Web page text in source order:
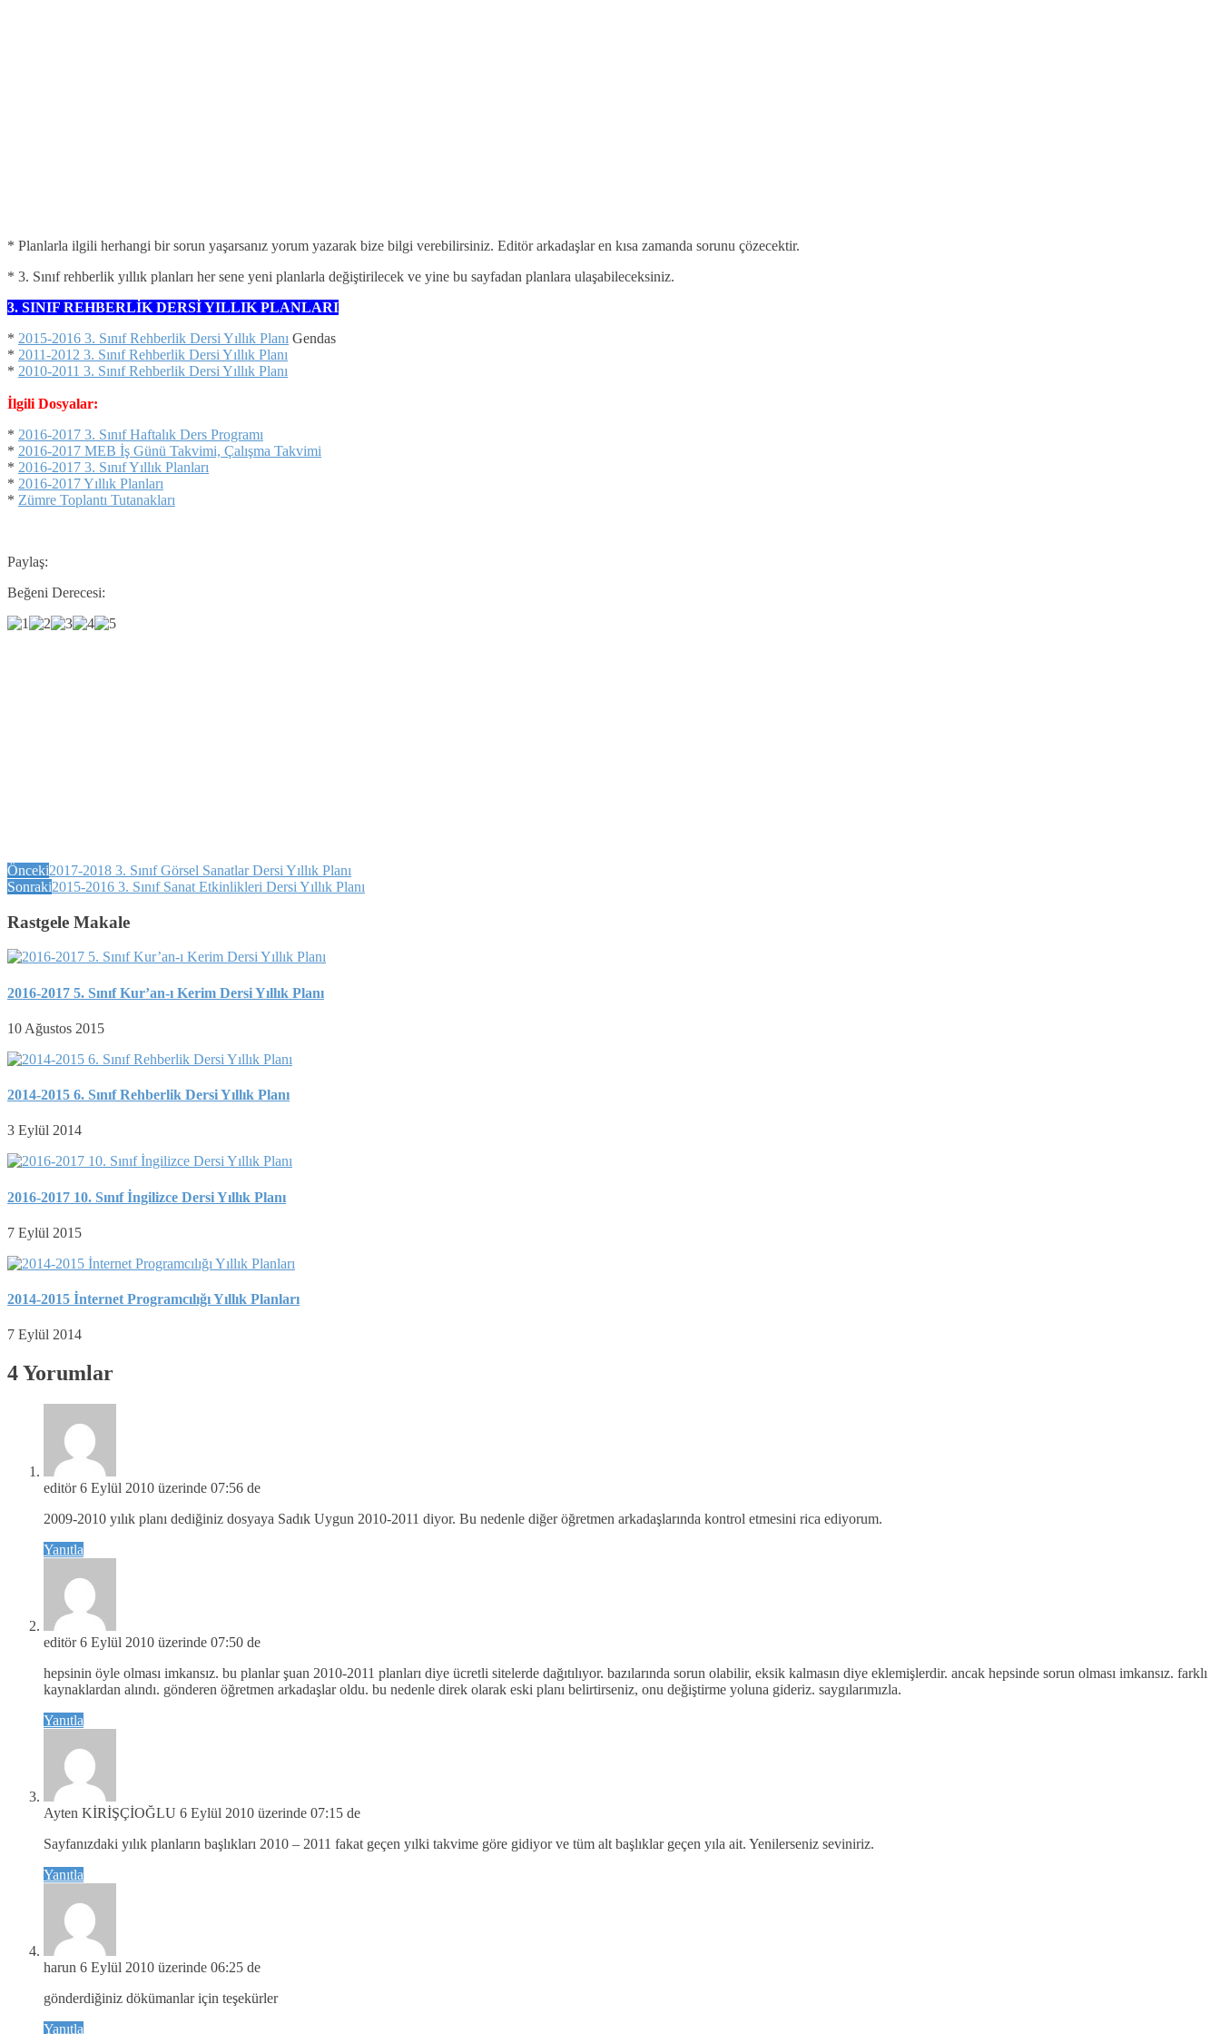
* Planlarla ilgili herhangi bir sorun yaşarsanız yorum yazarak bize bilgi verebilirsiniz. Editör arkadaşlar en kısa zamanda sorunu çözecektir.
* 3. Sınıf rehberlik yıllık planları her sene yeni planlarla değiştirilecek ve yine bu sayfadan planlara ulaşabileceksiniz.
3. SINIF REHBERLİK DERSİ YILLIK PLANLARI
* 2015-2016 3. Sınıf Rehberlik Dersi Yıllık Planı Gendas
* 2011-2012 3. Sınıf Rehberlik Dersi Yıllık Planı
* 2010-2011 3. Sınıf Rehberlik Dersi Yıllık Planı
İlgili Dosyalar:
* 2016-2017 3. Sınıf Haftalık Ders Programı
* 2016-2017 MEB İş Günü Takvimi, Çalışma Takvimi
* 2016-2017 3. Sınıf Yıllık Planları
* 2016-2017 Yıllık Planları
* Zümre Toplantı Tutanakları
Paylaş:
Beğeni Derecesi:
Önceki2017-2018 3. Sınıf Görsel Sanatlar Dersi Yıllık Planı
Sonraki2015-2016 3. Sınıf Sanat Etkinlikleri Dersi Yıllık Planı
Rastgele Makale
2016-2017 5. Sınıf Kur’an-ı Kerim Dersi Yıllık Planı
10 Ağustos 2015
2014-2015 6. Sınıf Rehberlik Dersi Yıllık Planı
3 Eylül 2014
2016-2017 10. Sınıf İngilizce Dersi Yıllık Planı
7 Eylül 2015
2014-2015 İnternet Programcılığı Yıllık Planları
7 Eylül 2014
4 Yorumlar
editör 6 Eylül 2010 üzerinde 07:56 de
2009-2010 yılık planı dediğiniz dosyaya Sadık Uygun 2010-2011 diyor. Bu nedenle diğer öğretmen arkadaşlarında kontrol etmesini rica ediyorum.
Yanıtla
editör 6 Eylül 2010 üzerinde 07:50 de
hepsinin öyle olması imkansız. bu planlar şuan 2010-2011 planları diye ücretli sitelerde dağıtılıyor. bazılarında sorun olabilir, eksik kalmasın diye eklemişlerdir. ancak hepsinde sorun olması imkansız. farklı
kaynaklardan alındı. gönderen öğretmen arkadaşlar oldu. bu nedenle direk olarak eski planı belirtirseniz, onu değiştirme yoluna gideriz. saygılarımızla.
Yanıtla
Ayten KİRİŞÇİOĞLU 6 Eylül 2010 üzerinde 07:15 de
Sayfanızdaki yılık planların başlıkları 2010 – 2011 fakat geçen yılki takvime göre gidiyor ve tüm alt başlıklar geçen yıla ait. Yenilerseniz seviniriz.
Yanıtla
harun 6 Eylül 2010 üzerinde 06:25 de
gönderdiğiniz dökümanlar için teşekürler
Yanıtla